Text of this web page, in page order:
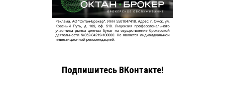
Подпишитесь ВКонтакте!